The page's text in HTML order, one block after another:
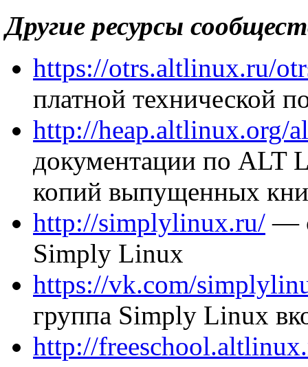
Другие ресурсы
https://otrs.altlinux.ru/
платной технической
http://heap.altlinux.org/
документации по ALT
копий выпущенных
http://simplylinux.ru/ —
Simply Linux
https://vk.com/
группа Simply Linux
http://